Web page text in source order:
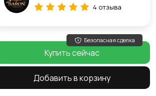
4 отзыва
Безопасная сделка
Купить сейчас
Добавить в корзину